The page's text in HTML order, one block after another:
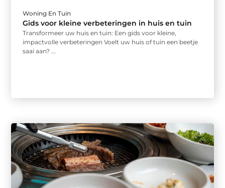
Woning En Tuin
Gids voor kleine verbeteringen in huis en tuin
Transformeer uw huis en tuin: Een gids voor kleine,
impactvolle verbeteringen Voelt uw huis of tuin een beetje
saai aan? ...